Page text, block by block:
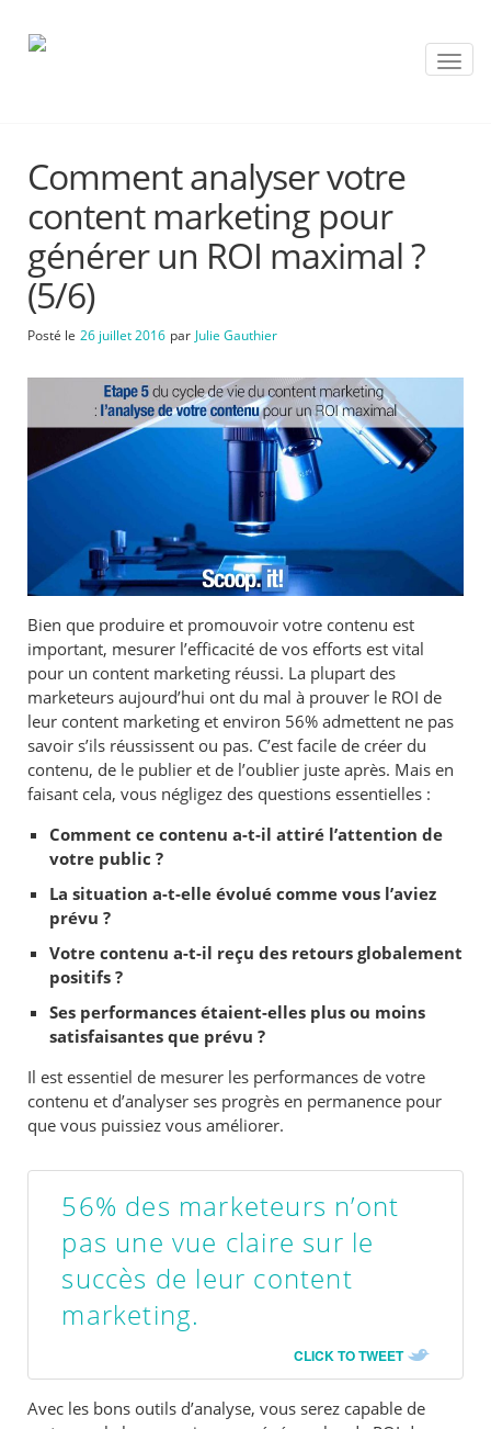
T
Comment analyser votre
content marketing pour
générer un ROI maximal ?
(5/6)
Posté le 26 juillet 2016 par Julie Gauthier
Bien que produire et promouvoir votre contenu est
important, mesurer l’efficacité de vos efforts est vital
pour un content marketing réussi. La plupart des
marketeurs aujourd’hui ont du mal à prouver le ROI de
leur content marketing et environ 56% admettent ne pas
savoir s’ils réussissent ou pas. C’est facile de créer du
contenu, de le publier et de l’oublier juste après. Mais en
faisant cela, vous négligez des questions essentielles :
Comment ce contenu a-t-il attiré l’attention de
votre public ?
La situation a-t-elle évolué comme vous l’aviez
prévu ?
Votre contenu a-t-il reçu des retours globalement
positifs ?
Ses performances étaient-elles plus ou moins
satisfaisantes que prévu ?
Il est essentiel de mesurer les performances de votre
contenu et d’analyser ses progrès en permanence pour
que vous puissiez vous améliorer.
56% des marketeurs n’ont
pas une vue claire sur le
succès de leur content
marketing.
CLICK TO TWEET
Avec les bons outils d’analyse, vous serez capable de